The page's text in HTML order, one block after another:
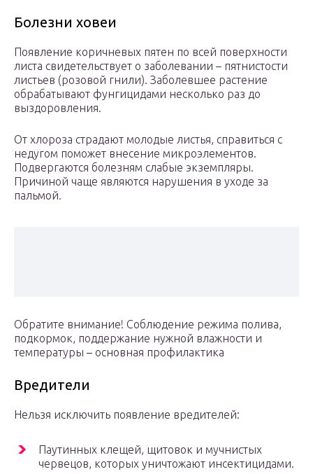
Болезни ховеи
Появление коричневых пятен по всей поверхности
листа свидетельствует о заболевании – пятнистости
листьев (розовой гнили). Заболевшее растение
обрабатывают фунгицидами несколько раз до
выздоровления.
От хлороза страдают молодые листья, справиться с
недугом поможет внесение микроэлементов.
Подвергаются болезням слабые экземпляры.
Причиной чаще являются нарушения в уходе за
пальмой.
Обратите внимание! Соблюдение режима полива,
подкормок, поддержание нужной влажности и
температуры – основная профилактика
Вредители
Нельзя исключить появление вредителей:
Паутинных клещей, щитовок и мучнистых
червецов, которых уничтожают инсектицидами.